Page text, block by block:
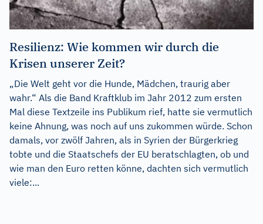
Resilienz: Wie kommen wir durch die
Krisen unserer Zeit?
„Die Welt geht vor die Hunde, Mädchen, traurig aber
wahr.“ Als die Band Kraftklub im Jahr 2012 zum ersten
Mal diese Textzeile ins Publikum rief, hatte sie vermutlich
keine Ahnung, was noch auf uns zukommen würde. Schon
damals, vor zwölf Jahren, als in Syrien der Bürgerkrieg
tobte und die Staatschefs der EU beratschlagten, ob und
wie man den Euro retten könne, dachten sich vermutlich
viele:...